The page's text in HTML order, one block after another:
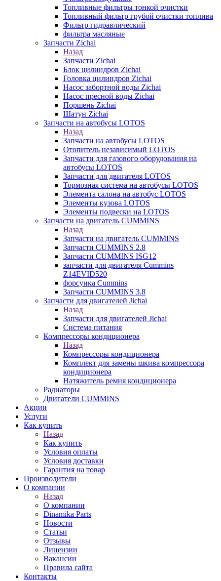
Топливные фильтры тонкой очистки
Топливный фильтр грубой очистки топлива
Фильтр гидравлический
фильтра масляные
Запчасти Zichai
Назад
Запчасти Zichai
Блок цилиндров Zichai
Головка цилиндров Zichai
Насос забортной воды Zichai
Насос пресной воды Zichai
Поршень Zichai
Шатун Zichai
Запчасти на автобусы LOTOS
Назад
Запчасти на автобусы LOTOS
Отопитель независимый LOTOS
Запчасти для газового оборудования на
автобусы LOTOS
Запчасти для двигателя LOTOS
Тормозная система на автобусы LOTOS
Элемента салона на автобус LOTOS
Элементы кузова LOTOS
Элементы подвески на LOTOS
Запчасти на двигатель CUMMINS
Назад
Запчасти на двигатель CUMMINS
Запчасти CUMMINS 2.8
Запчасти CUMMINS ISG12
запчасти для двигателя Cummins
Z14EVID520
форсунка Cummins
Запчасти CUMMINS 3.8
Запчасти для двигателей Jichai
Назад
Запчасти для двигателей Jichai
Система питания
Компрессоры кондиционера
Назад
Компрессоры кондиционера
Комплект для замены шкива компрессора
кондиционера
Натяжитель ремня кондиционера
Радиаторы
Двигатели CUMMINS
Акции
Услуги
Как купить
Назад
Как купить
Условия оплаты
Условия доставки
Гарантия на товар
Производители
О компании
Назад
О компании
Dinamika Parts
Новости
Статьи
Отзывы
Лицензии
Вакансии
Правила сайта
Контакты